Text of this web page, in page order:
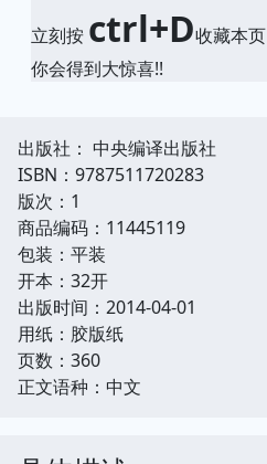
立刻按 ctrl+D收藏本页
你会得到大惊喜!!
出版社： 中央编译出版社
ISBN：9787511720283
版次：1
商品编码：11445119
包装：平装
开本：32开
出版时间：2014-04-01
用纸：胶版纸
页数：360
正文语种：中文